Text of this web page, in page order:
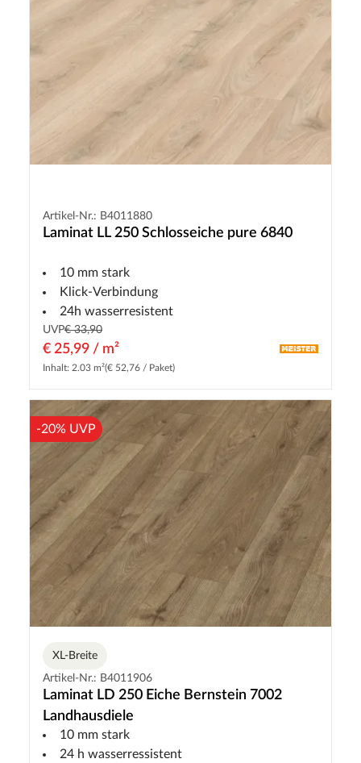
Artikel-Nr.: B4011880
Laminat LL 250 Schlosseiche pure 6840
10 mm stark
Klick-Verbindung
24h wasserresistent
UVP€ 33,90
€ 25,99 / m²
Inhalt: 2.03 m²(€ 52,76 / Paket)
-20% UVP
XL-Breite
Artikel-Nr.: B4011906
Laminat LD 250 Eiche Bernstein 7002
Landhausdiele
10 mm stark
24 h wasserressistent